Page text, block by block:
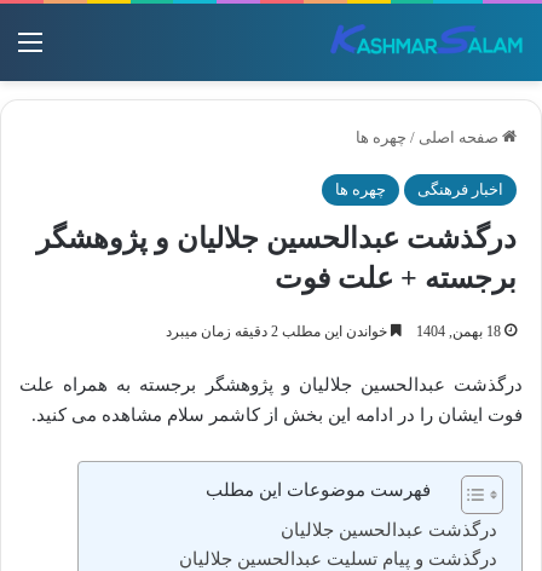
صفحه اصلی / چهره ها
اخبار فرهنگی چهره ها
درگذشت عبدالحسین جلالیان و پژوهشگر
برجسته + علت فوت
18 بهمن, 1404 خواندن این مطلب 2 دقیقه زمان میبرد
درگذشت عبدالحسین جلالیان و پژوهشگر برجسته به همراه علت
فوت ایشان را در ادامه این بخش از کاشمر سلام مشاهده می کنید.
فهرست موضوعات این مطلب
درگذشت عبدالحسین جلالیان
درگذشت و پیام تسلیت عبدالحسین جلالیان